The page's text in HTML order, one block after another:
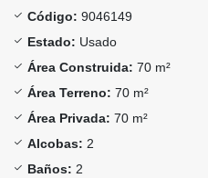
Código: 9046149
Estado: Usado
Área Construida: 70 m²
Área Terreno: 70 m²
Área Privada: 70 m²
Alcobas: 2
Baños: 2